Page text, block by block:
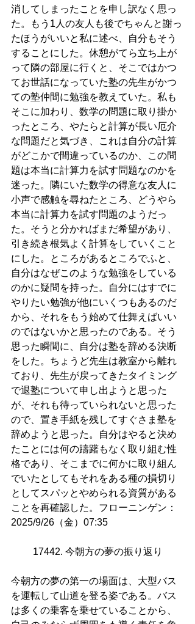
消してしまったことを申し訳なく思っ
た。もう1人の友人も後でちゃんと謝っ
たほうがいいと私に述べ、自分もそう
することにした。休憩がてら立ち上が
って隣の部屋に行くと、そこではかつ
てお世話になっていた塾の先生がかつ
ての塾仲間に勉強を教えていた。私も
そこに加わり、数学の問題に取り掛か
ったところ、やたらと計算が長い厄介
な問題だと気づき、これは自分の計算
がどこかで間違っているのか、この問
題は本当に計算力を試す問題なのかを
迷った。隣にいた数学の得意な友人に
小声で感触を尋ねたところ、どうやら
本当に計算力を試す問題のようだっ
た。そうと分かればまだ希望があり、
引き続き根気よく計算をしていくこと
にした。ところがあるところでふと、
自分はなぜこのような勉強をしている
のかに疑問を持った。自分にはすでに
やりたい勉強が他にいくつもあるのだ
から、それをもう始めて仕舞えばいい
のではないかと思ったのである。そう
思った瞬間に、自分は塾を辞める決断
をした。ちょうど先生は教室から離れ
ており、先生が戻ってきたタイミング
で退塾について申し出ようと思った
が、それも待っていられないと思った
ので、置き手紙を残してすぐさま塾を
辞めようと思った。自分はやると決め
たことには何の躊躇もなく取り組む性
格であり、そこまでに何かに取り組ん
でいたとしてもそれをある種の損切り
としてスパッとやめられる資質がある
ことを再確認した。フローニンゲン：
2025/9/26（金）07:35
17442. 今朝方の夢の振り返り
今朝方の夢の第一の場面は、大型バス
を運転して山道を登る姿である。バス
は多くの乗客を乗せていることから、